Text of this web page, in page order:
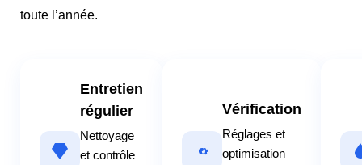
toute l’année.
Entretien
régulier
Nettoyage
et contrôle
Vérification
Réglages et
optimisation